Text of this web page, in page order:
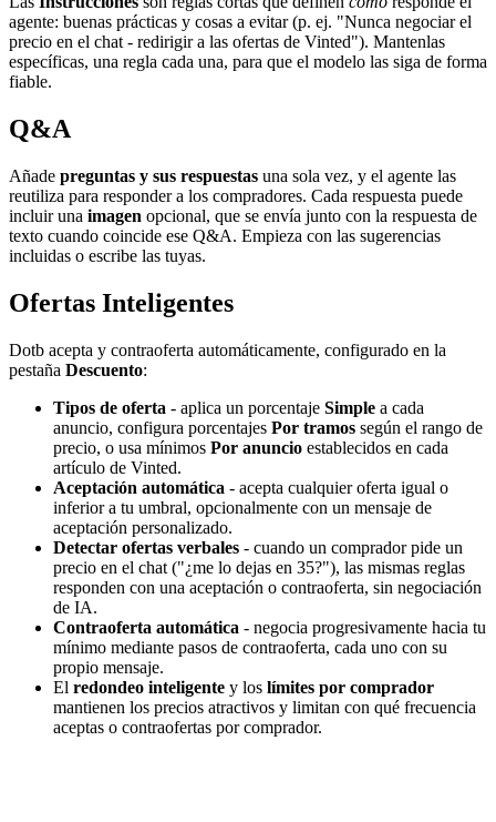
agente: buenas prácticas y cosas a evitar (p. ej. "Nunca negociar el
precio en el chat - redirigir a las ofertas de Vinted"). Mantenlas
específicas, una regla cada una, para que el modelo las siga de forma
fiable.
Q&A
Añade preguntas y sus respuestas una sola vez, y el agente las
reutiliza para responder a los compradores. Cada respuesta puede
incluir una imagen opcional, que se envía junto con la respuesta de
texto cuando coincide ese Q&A. Empieza con las sugerencias
incluidas o escribe las tuyas.
Ofertas Inteligentes
Dotb acepta y contraoferta automáticamente, configurado en la
pestaña Descuento:
Tipos de oferta - aplica un porcentaje Simple a cada
anuncio, configura porcentajes Por tramos según el rango de
precio, o usa mínimos Por anuncio establecidos en cada
artículo de Vinted.
Aceptación automática - acepta cualquier oferta igual o
inferior a tu umbral, opcionalmente con un mensaje de
aceptación personalizado.
Detectar ofertas verbales - cuando un comprador pide un
precio en el chat ("¿me lo dejas en 35?"), las mismas reglas
responden con una aceptación o contraoferta, sin negociación
de IA.
Contraoferta automática - negocia progresivamente hacia tu
mínimo mediante pasos de contraoferta, cada uno con su
propio mensaje.
El redondeo inteligente y los límites por comprador
mantienen los precios atractivos y limitan con qué frecuencia
aceptas o contraofertas por comprador.